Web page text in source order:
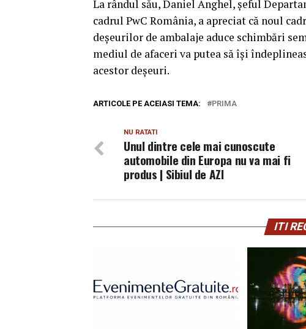
La rândul său, Daniel Anghel, şeful
cadrul PwC România, a apreciat că noul
deşeurilor de ambalaje aduce schimbări
mediul de afaceri va putea să îşi
acestor deşeuri.
ARTICOLE PE ACEIASI TEMA: PRIMA
NU RATATI
Unul dintre cele mai cunoscute
automobile din Europa nu va mai fi
produs | Sibiul de AZI
ITI